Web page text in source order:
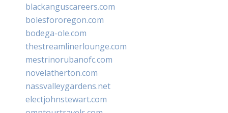
blackanguscareers.com
bolesfororegon.com
bodega-ole.com
thestreamlinerlounge.com
mestrinorubanofc.com
novelatherton.com
nassvalleygardens.net
electjohnstewart.com